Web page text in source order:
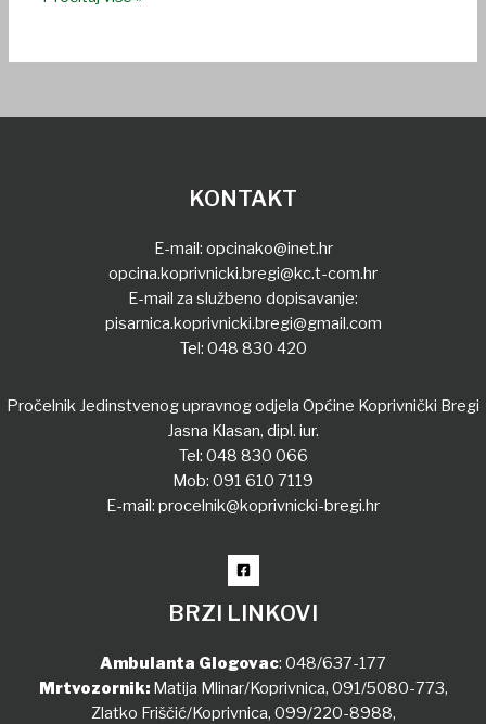
KONTAKT
E-mail: opcinako@inet.hr
opcina.koprivnicki.bregi@kc.t-com.hr
E-mail za službeno dopisavanje:
pisarnica.koprivnicki.bregi@gmail.com
Tel: 048 830 420
Pročelnik Jedinstvenog upravnog odjela Općine Koprivnički Bregi
Jasna Klasan, dipl. iur.
Tel: 048 830 066
Mob: 091 610 7119
E-mail: procelnik@koprivnicki-bregi.hr
BRZI LINKOVI
Ambulanta Glogovac: 048/637-177
Mrtvozornik:Matija Mlinar/Koprivnica, 091/5080-773,
Zlatko Friščić/Koprivnica, 099/220-8988,